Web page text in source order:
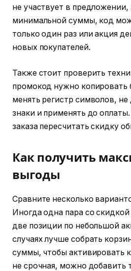
не участвует в предложении,
минимальной суммы, код
только один раз или акция
новых покупателей.
Также стоит проверить
промокод нужно копировать
менять регистр символов,
знаки и применять до
заказа пересчитать скидку
Как получить
выгоды
Сравните несколько
Иногда одна пара со
две позиции по небольшой
случаях лучше собрать
суммы, чтобы активировать
не срочная, можно добавить